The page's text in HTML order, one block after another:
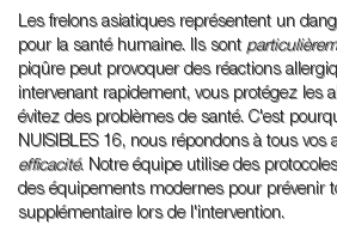
Les frelons asiatiques représentent un
pour la santé humaine. Ils sont
piqûre peut provoquer des réactions
intervenant rapidement, vous protégez les
évitez des problèmes de santé. C'est
NUISIBLES 16, nous répondons à tous vos
efficacité. Notre équipe utilise des
des équipements modernes pour prévenir
supplémentaire lors de l'intervention.